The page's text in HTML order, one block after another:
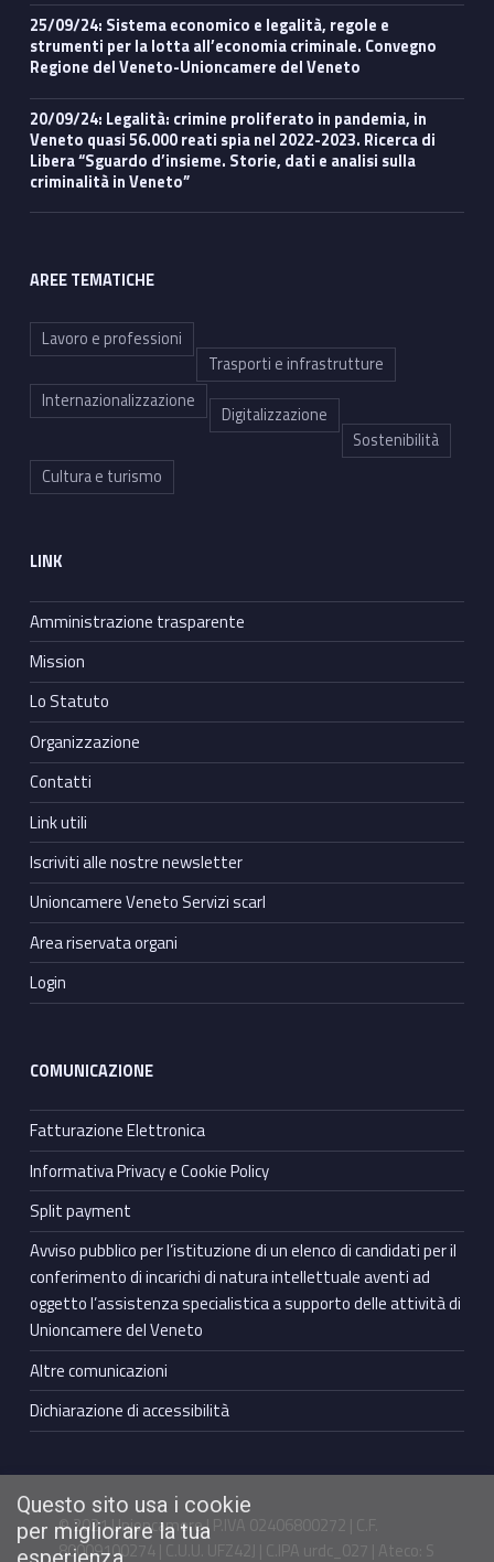
25/09/24: Sistema economico e legalità, regole e
strumenti per la lotta all’economia criminale. Convegno
Regione del Veneto-Unioncamere del Veneto
20/09/24: Legalità: crimine proliferato in pandemia, in
Veneto quasi 56.000 reati spia nel 2022-2023. Ricerca di
Libera “Sguardo d’insieme. Storie, dati e analisi sulla
criminalità in Veneto”
AREE TEMATICHE
Lavoro e professioni
Trasporti e infrastrutture
Internazionalizzazione
Digitalizzazione
Sostenibilità
Cultura e turismo
LINK
Amministrazione trasparente
Mission
Lo Statuto
Organizzazione
Contatti
Link utili
Iscriviti alle nostre newsletter
Unioncamere Veneto Servizi scarl
Area riservata organi
Login
COMUNICAZIONE
Fatturazione Elettronica
Informativa Privacy e Cookie Policy
Split payment
Avviso pubblico per l’istituzione di un elenco di candidati per il
conferimento di incarichi di natura intellettuale aventi ad
oggetto l’assistenza specialistica a supporto delle attività di
Unioncamere del Veneto
Altre comunicazioni
Dichiarazione di accessibilità
© 2021 Unioncamere | P.IVA 02406800272 | C.F.
80009100274 | C.U.U. UFZ42J | C.IPA urdc_027 | Ateco: S
Questo sito usa i cookie
per migliorare la tua